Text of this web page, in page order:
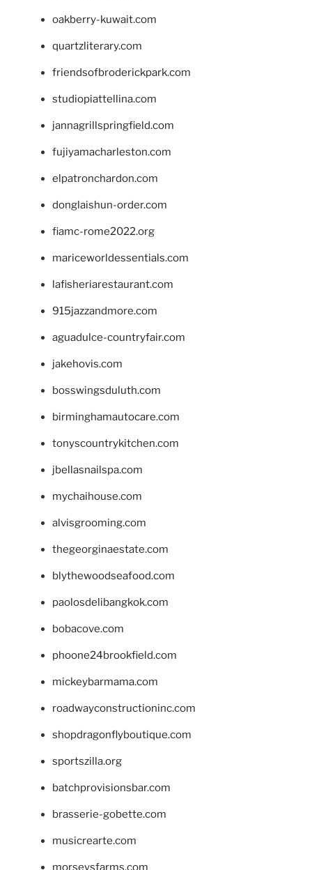
oakberry-kuwait.com
quartzliterary.com
friendsofbroderickpark.com
studiopiattellina.com
jannagrillspringfield.com
fujiyamacharleston.com
elpatronchardon.com
donglaishun-order.com
fiamc-rome2022.org
mariceworldessentials.com
lafisheriarestaurant.com
915jazzandmore.com
aguadulce-countryfair.com
jakehovis.com
bosswingsduluth.com
birminghamautocare.com
tonyscountrykitchen.com
jbellasnailspa.com
mychaihouse.com
alvisgrooming.com
thegeorginaestate.com
blythewoodseafood.com
paolosdelibangkok.com
bobacove.com
phoone24brookfield.com
mickeybarmama.com
roadwayconstructioninc.com
shopdragonflyboutique.com
sportszilla.org
batchprovisionsbar.com
brasserie-gobette.com
musicrearte.com
morseysfarms.com